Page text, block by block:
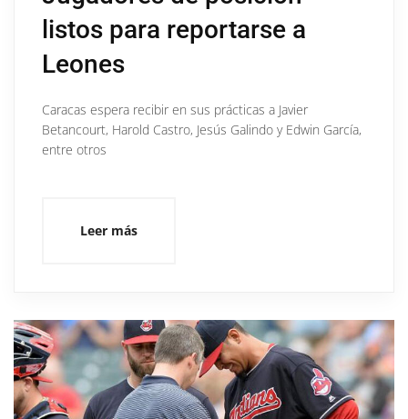
listos para reportarse a
Leones
Caracas espera recibir en sus prácticas a Javier
Betancourt, Harold Castro, Jesús Galindo y Edwin García,
entre otros
Leer más